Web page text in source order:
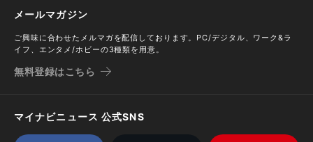
メールマガジン
ご興味に合わせたメルマガを配信しております。PC/デジタル、ワーク&ラ
イフ、エンタメ/ホビーの3種類を用意。
無料登録はこちら
マイナビニュース 公式SNS